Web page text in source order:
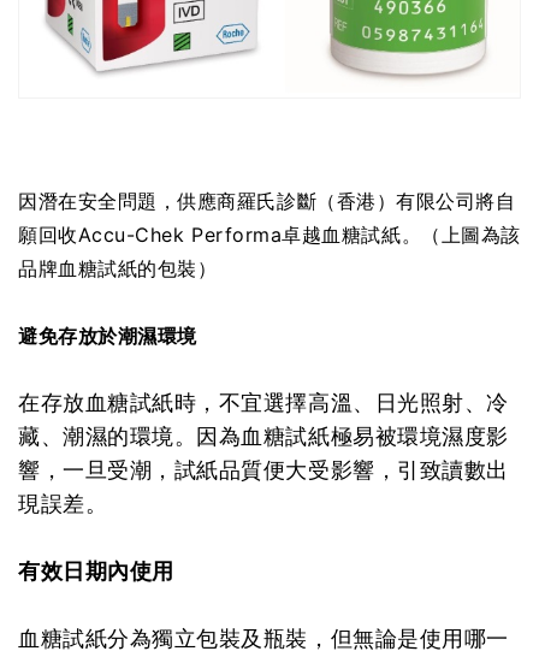
因潛在安全問題，供應商羅氏診斷（香港）有限公司將自
願回收Accu-Chek Performa卓越血糖試紙。（ 上圖為該
品牌血糖試紙的包裝 ）
避免存放於潮濕環境
在存放血糖試紙時，不宜選擇高溫、日光照射、冷
藏、潮濕的環境。因為血糖試紙極易被環境濕度影
響，一旦受潮，試紙品質便大受影響，引致讀數出
現誤差。
有效日期內使用
血糖試紙分為獨立包裝及瓶裝，但無論是使用哪一